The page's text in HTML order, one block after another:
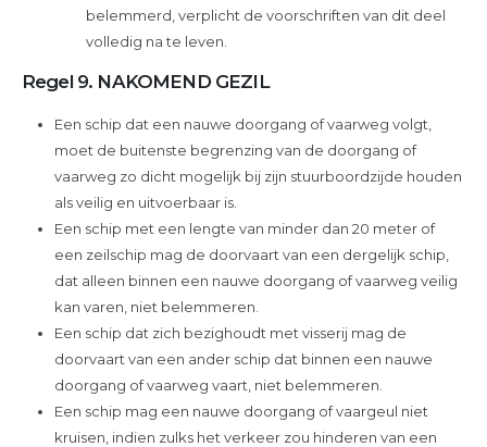
belemmerd, verplicht de voorschriften van dit deel
volledig na te leven.
Regel 9. NAKOMEND GEZIL
Een schip dat een nauwe doorgang of vaarweg volgt,
moet de buitenste begrenzing van de doorgang of
vaarweg zo dicht mogelijk bij zijn stuurboordzijde houden
als veilig en uitvoerbaar is.
Een schip met een lengte van minder dan 20 meter of
een zeilschip mag de doorvaart van een dergelijk schip,
dat alleen binnen een nauwe doorgang of vaarweg veilig
kan varen, niet belemmeren.
Een schip dat zich bezighoudt met visserij mag de
doorvaart van een ander schip dat binnen een nauwe
doorgang of vaarweg vaart, niet belemmeren.
Een schip mag een nauwe doorgang of vaargeul niet
kruisen, indien zulks het verkeer zou hinderen van een